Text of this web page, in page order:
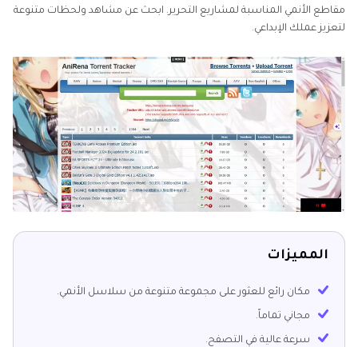
مقاطع الأنمي المناسبة لمشاريع التحرير. ابحث عن مشاهد ولحظات متنوعة
لتعزيز عملك الإبداعي.
المميزات
مكان رائع للعثور على مجموعة متنوعة من سلاسل الأنمي.
مجاني تماماً.
سرعة عالية في التصفح.